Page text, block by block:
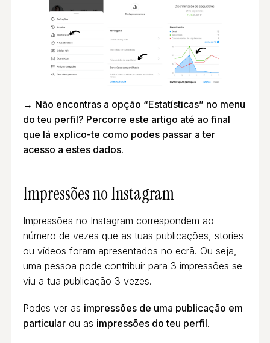
→ Não encontras a opção “Estatísticas” no menu
do teu perfil? Percorre este artigo até ao final
que lá explico-te como podes passar a ter
acesso a estes dados.
Impressõesno Instagram
Impressões no Instagram correspondem ao
número de vezes que as tuas publicações, stories
ou vídeos foram apresentados no ecrã. Ou seja,
uma pessoa pode contribuir para 3 impressões se
viu a tua publicação 3 vezes.
Podes ver as impressões de uma publicação em
particularou as impressões do teu perfil.